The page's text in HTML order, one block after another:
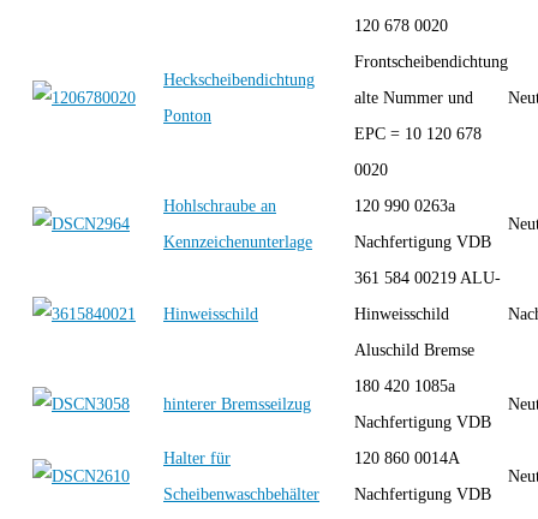
Heckscheibendichtung
Ponton
120 678 0020
Frontscheibendichtung
alte Nummer und
EPC = 10 120 678
0020
Hohlschraube an
Kennzeichenunterlage
120 990 0263a
Nachfertigung VDB
Hinweisschild
361 584 00219 ALU-
Hinweisschild
Aluschild Bremse
hinterer Bremsseilzug
180 420 1085a
Nachfertigung VDB
Halter für
Scheibenwaschbehälter
120 860 0014A
Nachfertigung VDB